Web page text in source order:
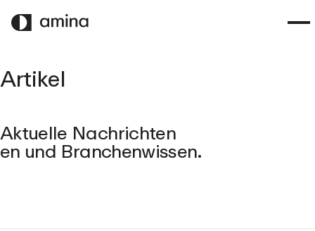
HAUPTINHALT
SPRINGEN
Artikel
Aktuelle Nachrichten
en und Branchenwissen.